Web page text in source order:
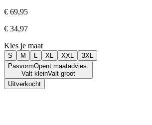
€ 69,95
€ 34,97
Kies je maat
S M L XL XXL
3XL
PasvormOpent maatadvies.
Valt kleinValt groot
Uitverkocht